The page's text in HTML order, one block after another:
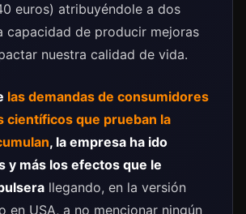
euros) atribuyéndole a dos
capacidad de producir mejoras
nuestra calidad de vida.
las demandas de consumidores
científicos que prueban la
, la empresa ha ido
y más los efectos que le
llegando, en la versión
en USA, a no mencionar ningún